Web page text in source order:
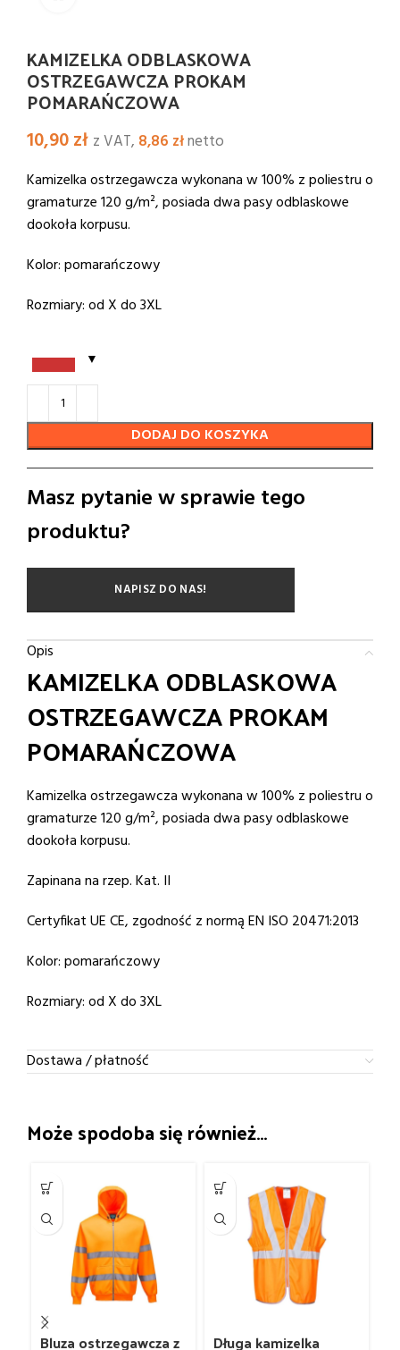
KAMIZELKA ODBLASKOWA
OSTRZEGAWCZA PROKAM
POMARAŃCZOWA
10,90zł z VAT, 8,86 złnetto
Kamizelka ostrzegawcza wykonana w 100% z poliestru o
gramaturze 120 g/m², posiada dwa pasy odblaskowe
dookoła korpusu.
Kolor: pomarańczowy
Rozmiary: od X do 3XL
DODAJ DO KOSZYKA
Masz pytanie w sprawie tego
produktu?
NAPISZ DO NAS!
Opis
KAMIZELKA ODBLASKOWA
OSTRZEGAWCZA PROKAM
POMARAŃCZOWA
Kamizelka ostrzegawcza wykonana w 100% z poliestru o
gramaturze 120 g/m², posiada dwa pasy odblaskowe
dookoła korpusu.
Zapinana na rzep. Kat. II
Certyfikat UE CE, zgodność z normą EN ISO 20471:2013
Kolor: pomarańczowy
Rozmiary: od X do 3XL
Dostawa / płatność
Może spodoba się również…
Bluza ostrzegawcza z Długa kamizelka